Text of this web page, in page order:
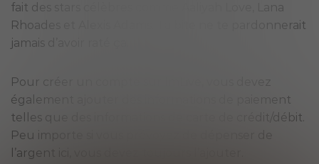
fait des stars célèbres comme Aaliyah Love, Lana
Rhoades et Alexis Adams. Ta bite ne te pardonnerait
jamais d’avoir raté ça.
Pour créer un compte sur ImLive, vous devez
également ajouter des informations de paiement
telles que des informations de carte de crédit/débit.
Peu importe si vous prévoyez de dépenser de
l’argent ici, vous devez toujours l’ajouter.